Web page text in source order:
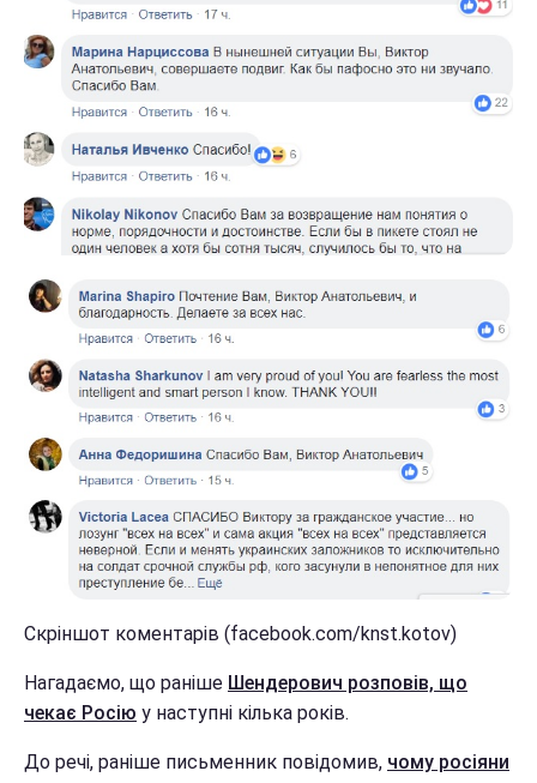
Скріншот коментарів (facebook.com/knst.kotov)
Нагадаємо, що раніше Шендерович розповів, що
чекає Росію у наступні кілька років.
До речі, раніше письменник повідомив, чому росіяни